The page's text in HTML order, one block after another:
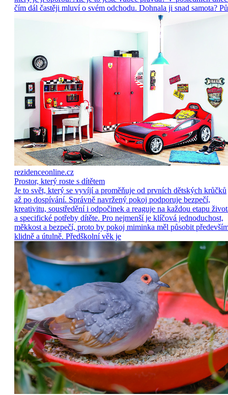
čím dál častěji mluví o svém odchodu. Dohnala ji snad samota?
rezidenceonline.cz
Prostor, který roste s dítětem
Je to svět, který se vyvíjí a proměňuje od prvních dětských krůčků
až po dospívání. Správně navržený pokoj podporuje bezpečí,
kreativitu, soustředění i odpočinek a reaguje na každou etapu
a specifické potřeby dítěte. Pro nejmenší je klíčová jednoduchost,
měkkost a bezpečí, proto by pokoj miminka měl působit
klidně a útulně. Předškolní věk je